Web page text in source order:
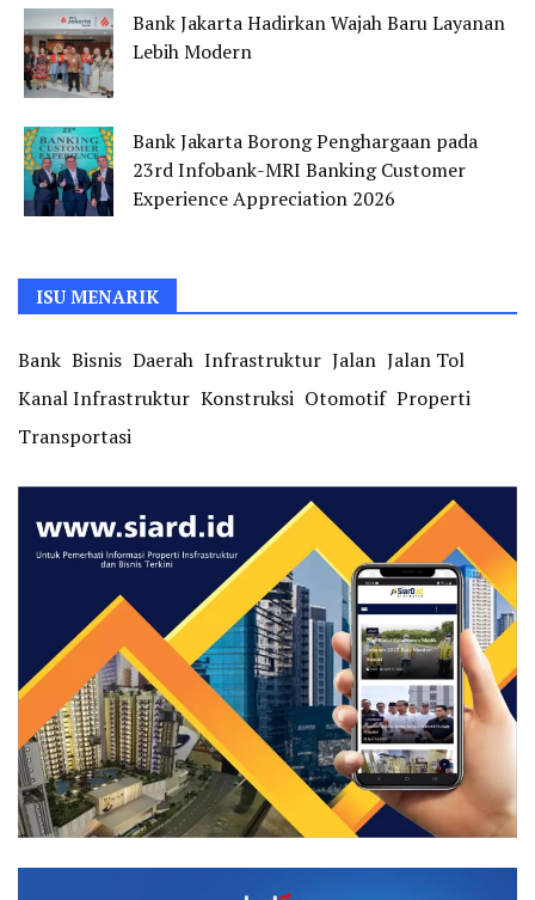
Bank Jakarta Hadirkan Wajah Baru Layanan
Lebih Modern
Bank Jakarta Borong Penghargaan pada
23rd Infobank-MRI Banking Customer
Experience Appreciation 2026
ISU MENARIK
Bank Bisnis Daerah Infrastruktur Jalan Jalan Tol
Kanal Infrastruktur Konstruksi Otomotif Properti
Transportasi